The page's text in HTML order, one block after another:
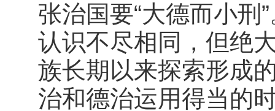
张治国要“大德而小刑
认识不尽相同，但绝
族长期以来探索形成
治和德治运用得当的